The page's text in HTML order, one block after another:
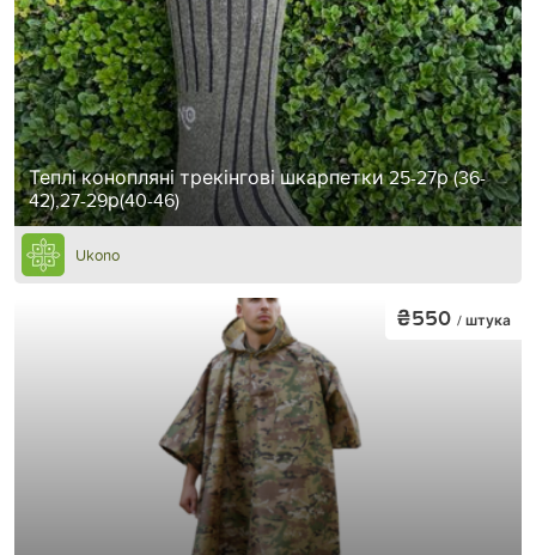
Теплі конопляні трекінгові шкарпетки 25-27р (36-
42),27-29р(40-46)
Ukono
₴550 / штука